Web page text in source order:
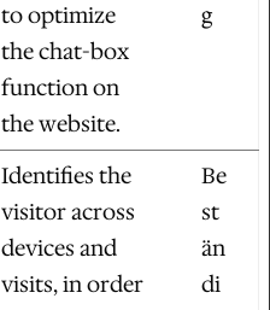
to optimize
the chat-box
function on
the website.
g
Identifies the
visitor across
devices and
visits, in order
Be
st
än
di